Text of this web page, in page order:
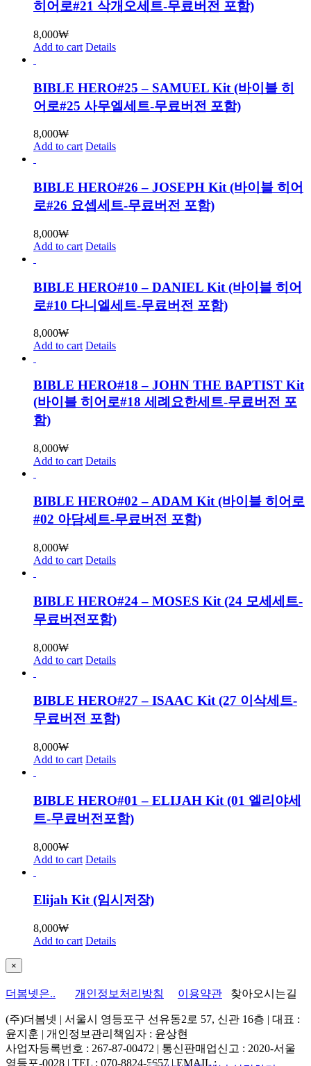
히어로#21 삭개오세트-무료버전 포함)
8,000₩
Add to cart Details
BIBLE HERO#25 – SAMUEL Kit (바이블 히
어로#25 사무엘세트-무료버전 포함)
8,000₩
Add to cart Details
BIBLE HERO#26 – JOSEPH Kit (바이블 히어
로#26 요셉세트-무료버전 포함)
8,000₩
Add to cart Details
BIBLE HERO#10 – DANIEL Kit (바이블 히어
로#10 다니엘세트-무료버전 포함)
8,000₩
Add to cart Details
BIBLE HERO#18 – JOHN THE BAPTIST Kit
(바이블 히어로#18 세례요한세트-무료버전 포
함)
8,000₩
Add to cart Details
BIBLE HERO#02 – ADAM Kit (바이블 히어로
#02 아담세트-무료버전 포함)
8,000₩
Add to cart Details
BIBLE HERO#24 – MOSES Kit (24 모세세트-
무료버전포함)
8,000₩
Add to cart Details
BIBLE HERO#27 – ISAAC Kit (27 이삭세트-
무료버전 포함)
8,000₩
Add to cart Details
BIBLE HERO#01 – ELIJAH Kit (01 엘리야세
트-무료버전포함)
8,000₩
Add to cart Details
Elijah Kit (임시저장)
8,000₩
Add to cart Details
Close
product
view
×
더봄넷은.. 개인정보처리방침 이용약관 찾아오시는길
(주)더봄넷 | 서울시 영등포구 선유동2로 57, 신관 16층 | 대표 :
윤지훈 | 개인정보관리책임자 : 윤상현
사업자등록번호 : 267-87-00472 | 통신판매업신고 : 2020-서울
영등포-0028 | TEL : 070-8824-5657 | EMAIL :